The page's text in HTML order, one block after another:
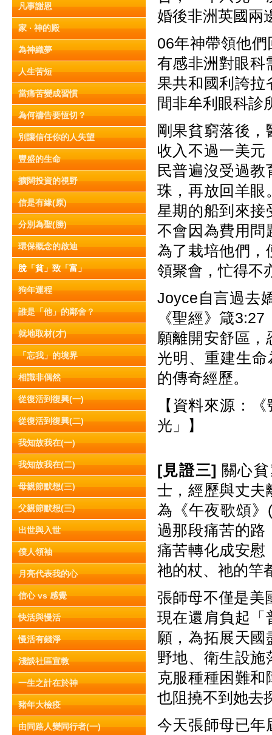
凡事謝恩
家 ‧ 神的殿
為神織夢
人生苦短
當痛苦變成習慣
為何禱告要恆切？
別讓信任你的人失望
豐盛的生命
擴闊投資的視野
信是有緣(原)
分別為聖(勝)
環保概念的啟迪
脫「貧」致「富」
狗年運程
誰是「他」的鄰舍？
就地取材(才)
「忘我」的境界
相識非偶然
從復活到復興(一)
從復活到復興(二)
我知故我在(一)
我知故我在(二)
母親節默想(三)
父親節默想(三)
出世與入世
僕人領袖
月亮代表我的心
信心 vs 感覺
快活與慢活
慢活有錢淨
淺談社區宣教
一生之計在於神
豬年大檢疫
由同路人變同行者(一)
婚後非洲英國兩
06年神帶領他
有感非洲對眼科
果共和國利誇拉
間非牟利眼科診
剛果貧窮落後
收入不過一美元
民普遍沒受過
珠，再放回羊眼
星期的船到來接
不會因為費用問
為了栽培他們，
領聚會，忙得不
Joyce自言過去
《聖經》箴3:27
願離開安舒區，
光明、重建生
的傳奇經歷。
【資料來源：
光」】
[見證三] 關心
士，經歷與丈夫
為《午夜歌頌》
過那段痛苦的路
痛苦轉化成安慰
祂的杖、祂的竿
張師母不僅是美
現在還肩負起「
願，為拓展天國
野地、衛生設施
克服種種困難和
也阻撓不到她去
今天張師母已年